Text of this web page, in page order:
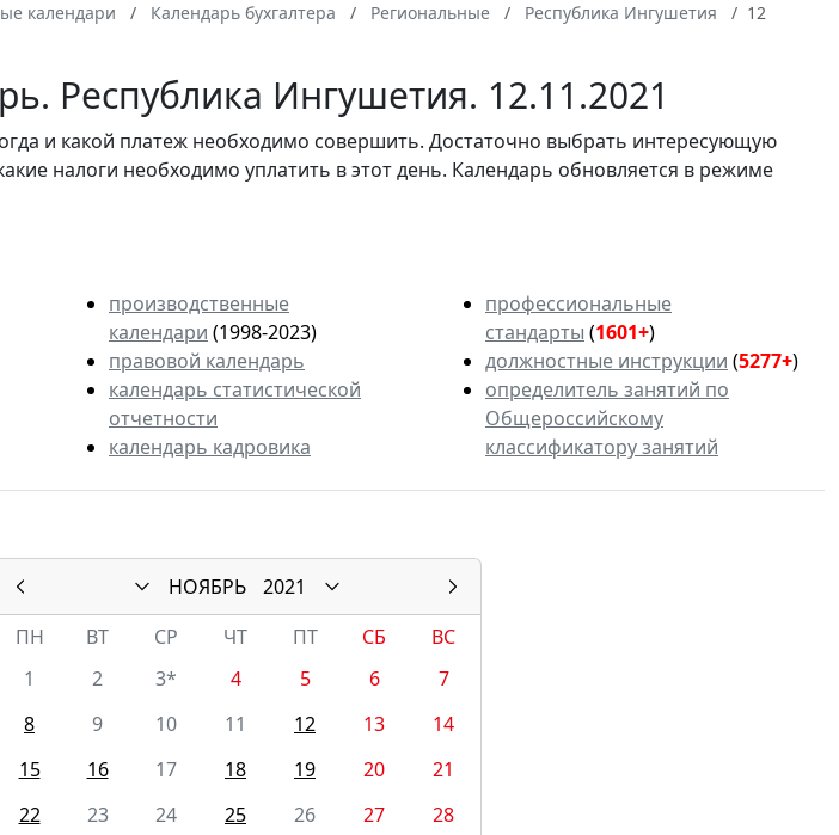
календари Календарь бухгалтера Региональные Республика Ингушетия
12
Республика Ингушетия. 12.11.2021
и какой платеж необходимо совершить. Достаточно выбрать интересующую
налоги необходимо уплатить в этот день. Календарь обновляется в режиме
производственные
календари (1998-2023)
правовой календарь
календарь статистической
отчетности
календарь кадровика
профессиональные
стандарты (1601+)
должностные инструкции (5277+)
определитель занятий по
Общероссийскому
классификатору занятий
НОЯБРЬ
2021
ПН
ВТ СР ЧТ ПТ СБ
ВС
1
2 3* 4 5 6
7
8
9 10 11 12 13
14
15
16 17 18 19 20
21
22
23 24 25 26 27
28